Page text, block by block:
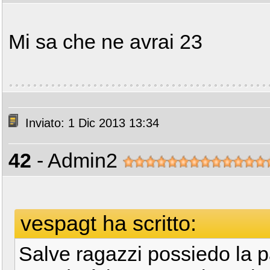
Mi sa che ne avrai 23
Inviato: 1 Dic 2013 13:34
42 - Admin2
vespagt ha scritto:
Salve ragazzi possiedo la